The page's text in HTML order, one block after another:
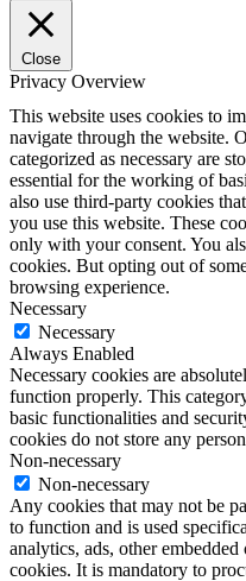
Close
Privacy Overview
This website uses cookies to
navigate through the website.
categorized as necessary are
essential for the working of
also use third-party cookies
you use this website. These
only with your consent. You
cookies. But opting out of
browsing experience.
Necessary
Necessary
Always Enabled
Necessary cookies are
function properly. This
basic functionalities and
cookies do not store any
Non-necessary
Non-necessary
Any cookies that may not be
to function and is used
analytics, ads, other embedded
cookies. It is mandatory to